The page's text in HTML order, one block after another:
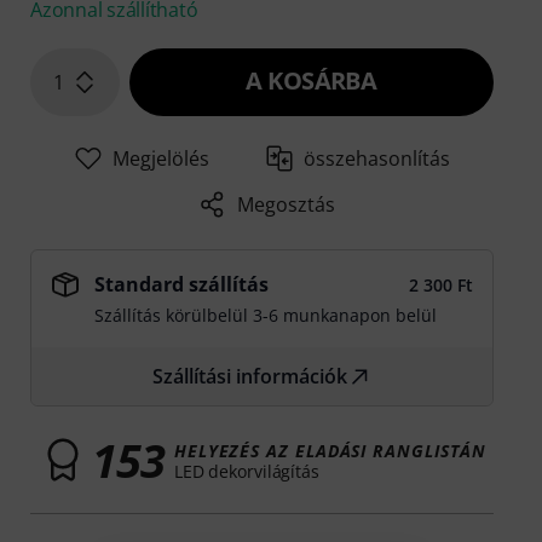
Azonnal szállítható
1 A KOSÁRBA
Megjelölés
összehasonlítás
Megosztás
Standard szállítás
2 300 Ft
Szállítás körülbelül 3-6 munkanapon belül
Szállítási információk
153 HELYEZÉS AZ ELADÁSI RANGLISTÁN
LED dekorvilágítás